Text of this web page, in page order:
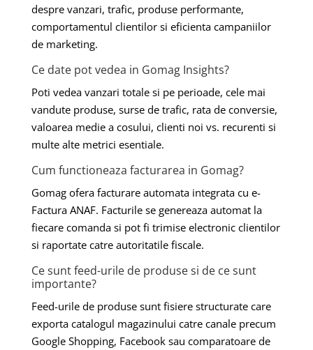
despre vanzari, trafic, produse performante,
comportamentul clientilor si eficienta campaniilor
de marketing.
Ce date pot vedea in Gomag Insights?
Poti vedea vanzari totale si pe perioade, cele mai
vandute produse, surse de trafic, rata de conversie,
valoarea medie a cosului, clienti noi vs. recurenti si
multe alte metrici esentiale.
Cum functioneaza facturarea in Gomag?
Gomag ofera facturare automata integrata cu e-
Factura ANAF. Facturile se genereaza automat la
fiecare comanda si pot fi trimise electronic clientilor
si raportate catre autoritatile fiscale.
Ce sunt feed-urile de produse si de ce sunt
importante?
Feed-urile de produse sunt fisiere structurate care
exporta catalogul magazinului catre canale precum
Google Shopping, Facebook sau comparatoare de